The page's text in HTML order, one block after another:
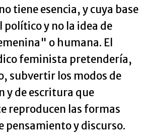
tiene esencia, y cuya base
político y no la idea de
o humana. El
feminista pretendería,
subvertir los modos de
y de escritura que
reproducen las formas
pensamiento y discurso.